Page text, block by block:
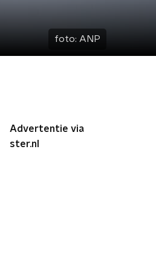
foto: ANP
Advertentie via
ster.nl